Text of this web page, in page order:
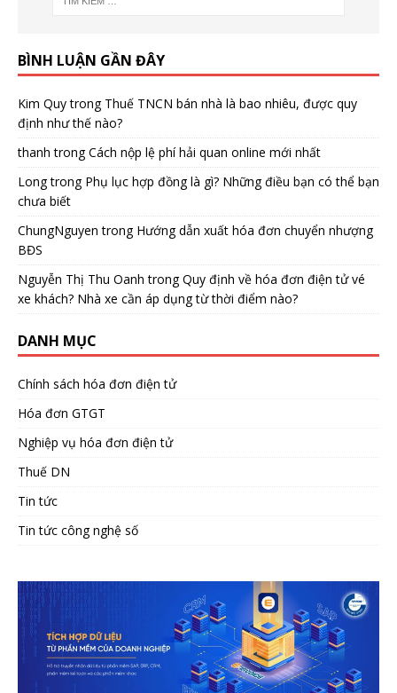
BÌNH LUẬN GẦN ĐÂY
Kim Quytrong Thuế TNCN bán nhà là bao nhiêu, được quy
định như thế nào?
thanh trongCách nộp lệ phí hải quan online mới nhất
Longtrong Phụ lục hợp đồng là gì? Những điều bạn có thể bạn
chưa biết
ChungNguyen trong Hướng dẫn xuất hóa đơn chuyển nhượng
BĐS
Nguyễn Thị Thu Oanh trongQuy định về hóa đơn điện tử vé
xe khách? Nhà xe cần áp dụng từ thời điểm nào?
DANH MỤC
Chính sách hóa đơn điện tử
Hóa đơn GTGT
Nghiệp vụ hóa đơn điện tử
Thuế DN
Tin tức
Tin tức công nghệ số